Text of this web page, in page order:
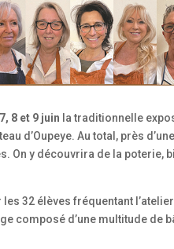
7, 8 et 9 juin la traditionnelle
d’Oupeye. Au total, près
On y découvrira de la poterie,
32 élèves fréquentant
composé d’une multitude de